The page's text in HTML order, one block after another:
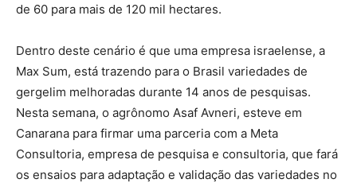
de 60 para mais de 120 mil hectares.
Dentro deste cenário é que uma empresa israelense, a
Max Sum, está trazendo para o Brasil variedades de
gergelim melhoradas durante 14 anos de pesquisas.
Nesta semana, o agrônomo Asaf Avneri, esteve em
Canarana para firmar uma parceria com a Meta
Consultoria, empresa de pesquisa e consultoria, que fará
os ensaios para adaptação e validação das variedades no